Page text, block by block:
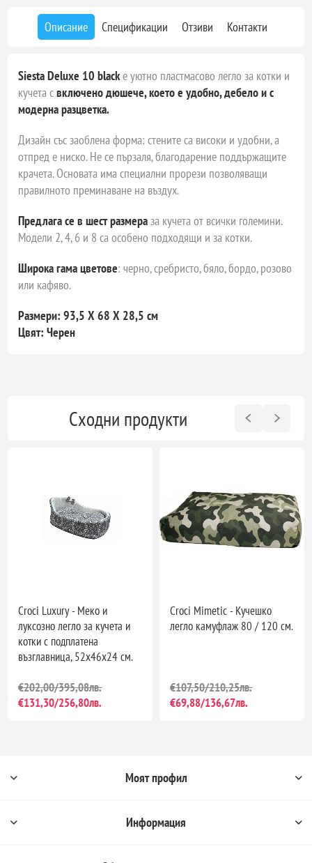
Описание Спецификации Отзиви Контакти
Siesta Deluxe 10 blackе уютно пластмасово легло за котки и
кучета свключенo дюшече, което е удобно, дебело и с
модерна разцветка.
Дизайн със заоблена форма: стените са високи и удобни, а
отпред е ниско. Не се пързаля, благодарение поддържащите
крачета. Основата има специални прорези позволяващи
правилното преминаване на въздух.
Предлага се в шест размераза кучета от всички големини.
Модели 2, 4, 6 и 8 са особено подходящи и за котки.
Широка гама цветове: черно, сребристо, бяло, бордо, розово
или кафяво.
Размери: 93,5 Х 68 Х 28,5 см
Цвят: Черен
Сходни продукти
Croci Luxury - Меко и
луксозно легло за кучета и
котки с подплатена
възглавница, 52x46x24 см.
€202,00/395,08лв.
€131,30/256,80лв.
Croci Mimetic - Кучешко
легло камуфлаж 80 / 120 см.
€107,50/210,25лв.
€69,88/136,67лв.
Моят профил
Информация